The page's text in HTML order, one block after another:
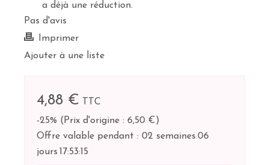
a déjà une réduction.
Pas d'avis
Imprimer
Ajouter à une liste
4,88 €
TTC
-25% ( Prix d'origine : 6,50 €)
Offre valable pendant : 02 semaines 06
jours 17:53:15